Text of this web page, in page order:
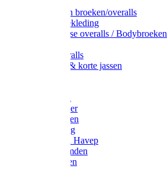
Toebehoren broeken/overalls
Signalisatiekleding
Amerikaanse overalls / Bodybroeken
Kinderoveralls
Stofjassen & korte jassen
Bodywarmer
Werkbroeken
Zaagkleding
Werkjassen Havep
Thermohemden
Overhemden